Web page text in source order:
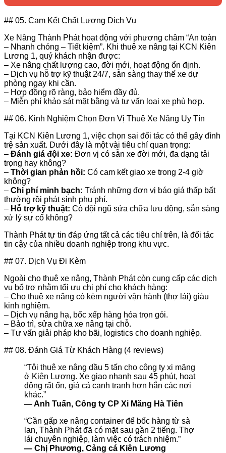
## 05. Cam Kết Chất Lượng Dịch Vụ
Xe Nâng Thành Phát hoạt động với phương châm “An toàn
– Nhanh chóng – Tiết kiệm”. Khi thuê xe nâng tại KCN Kiên
Lương 1, quý khách nhận được:
– Xe nâng chất lượng cao, đời mới, hoạt động ổn định.
– Dịch vụ hỗ trợ kỹ thuật 24/7, sẵn sàng thay thế xe dự
phòng ngay khi cần.
– Hợp đồng rõ ràng, bảo hiểm đầy đủ.
– Miễn phí khảo sát mặt bằng và tư vấn loại xe phù hợp.
## 06. Kinh Nghiệm Chọn Đơn Vị Thuê Xe Nâng Uy Tín
Tại KCN Kiên Lương 1, việc chọn sai đối tác có thể gây đình
trệ sản xuất. Dưới đây là một vài tiêu chí quan trọng:
– Đánh giá đội xe: Đơn vị có sẵn xe đời mới, đa dạng tải
trọng hay không?
– Thời gian phản hồi: Có cam kết giao xe trong 2-4 giờ
không?
– Chi phí minh bạch: Tránh những đơn vị báo giá thấp bất
thường rồi phát sinh phụ phí.
– Hỗ trợ kỹ thuật: Có đội ngũ sửa chữa lưu động, sẵn sàng
xử lý sự cố không?
Thành Phát tự tin đáp ứng tất cả các tiêu chí trên, là đối tác
tin cậy của nhiều doanh nghiệp trong khu vực.
## 07. Dịch Vụ Đi Kèm
Ngoài cho thuê xe nâng, Thành Phát còn cung cấp các dịch
vụ bổ trợ nhằm tối ưu chi phí cho khách hàng:
– Cho thuê xe nâng có kèm người vận hành (thợ lái) giàu
kinh nghiệm.
– Dịch vụ nâng hạ, bốc xếp hàng hóa trọn gói.
– Bảo trì, sửa chữa xe nâng tại chỗ.
– Tư vấn giải pháp kho bãi, logistics cho doanh nghiệp.
## 08. Đánh Giá Từ Khách Hàng (4 reviews)
“Tôi thuê xe nâng dầu 5 tấn cho công ty xi măng
ở Kiên Lương. Xe giao nhanh sau 45 phút, hoạt
động rất ổn, giá cả cạnh tranh hơn hẳn các nơi
khác.”
— Anh Tuấn, Công ty CP Xi Măng Hà Tiên
“Cần gấp xe nâng container để bốc hàng từ sà
lan, Thành Phát đã có mặt sau gần 2 tiếng. Thợ
lái chuyên nghiệp, làm việc có trách nhiệm.”
— Chị Phương, Cảng cá Kiên Lương